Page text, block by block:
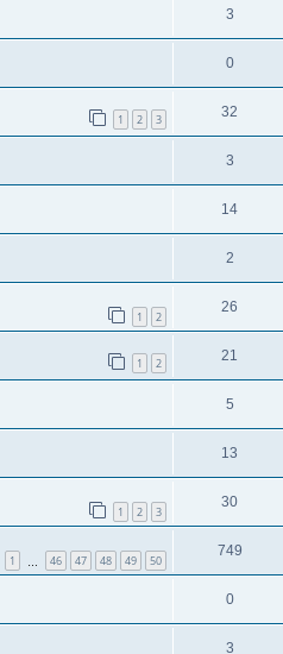
3
0
1 2 3
32
3
14
2
1 2
26
1 2
21
5
13
1 2 3
30
1 46 47 48 49 50
749
0
3